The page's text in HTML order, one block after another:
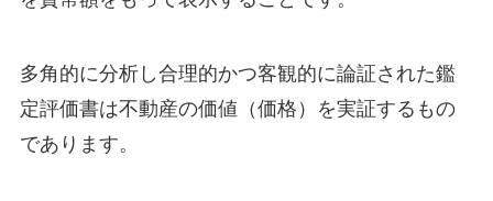
多角的に分析し合理的かつ客観的に論証された鑑
定評価書は不動産の価値（価格）を実証するもの
であります。